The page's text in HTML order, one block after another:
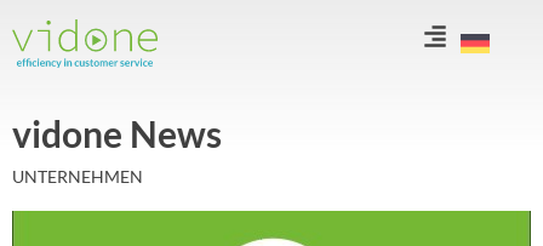
Inhalt
springen
vidone News
UNTERNEHMEN